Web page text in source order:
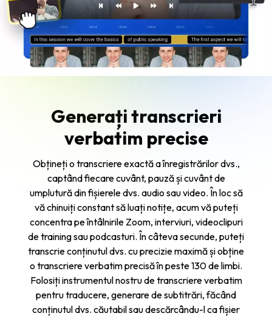
Generați transcrieri
verbatim precise
Obțineți o transcriere exactă a înregistrărilor dvs.,
captând fiecare cuvânt, pauză și cuvânt de
umplutură din fișierele dvs. audio sau video. În loc să
vă chinuiți constant să luați notițe, acum vă puteți
concentra pe întâlnirile Zoom, interviuri, videoclipuri
de training sau podcasturi. În câteva secunde, puteți
transcrie conținutul dvs. cu precizie maximă și obține
o transcriere verbatim precisă în peste 130 de limbi.
Folosiți instrumentul nostru de transcriere verbatim
pentru traducere, generare de subtitrări, făcând
conținutul dvs. căutabil sau descărcându-l ca fișier